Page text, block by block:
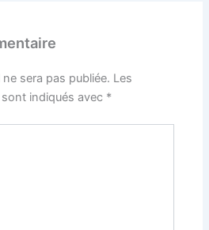
sera pas publiée. Les
indiqués avec *